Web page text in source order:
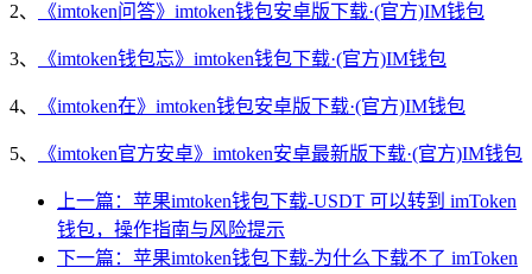
2、 《imtoken问答》imtoken钱包安卓版下载·(官方)IM钱包
3、 《imtoken钱包忘》imtoken钱包下载·(官方)IM钱包
4、 《imtoken在》imtoken钱包安卓版下载·(官方)IM钱包
5、 《imtoken官方安卓》imtoken安卓最新版下载·(官方)IM钱包
上一篇：苹果imtoken钱包下载-USDT 可以转到 imToken
钱包，操作指南与风险提示
下一篇：苹果imtoken钱包下载-为什么下载不了 imToken